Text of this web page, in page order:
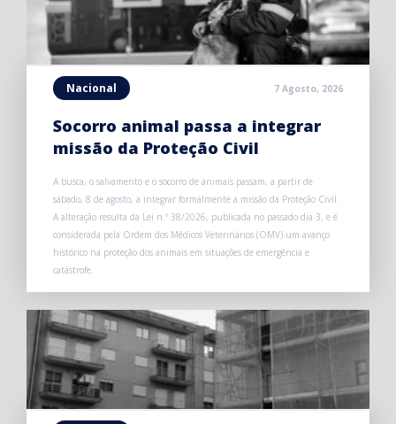
Nacional 7 Agosto, 2026
Socorro animal passa a integrar
missão da Proteção Civil
A busca, o salvamento e o socorro de animais passam, a partir de
sábado, 8 de agosto, a integrar formalmente a missão da Proteção Civil.
A alteração resulta da Lei n.º 38/2026, publicada no passado dia 3, e é
considerada pela Ordem dos Médicos Veterinários (OMV) um avanço
histórico na proteção dos animais em situações de emergência e
catástrofe.